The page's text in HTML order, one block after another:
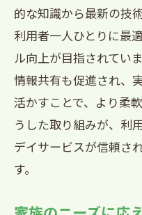
的な知識から最新の技
利用者一人ひとりに最
ル向上が目指されてい
情報共有も促進され、
活かすことで、より柔
うした取り組みが、利
デイサービスが信頼さ
す。